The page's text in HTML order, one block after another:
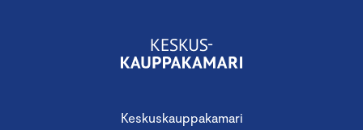
Keskuskauppakamari